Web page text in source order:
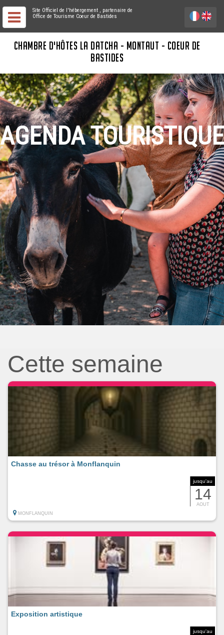
Site Officiel de l'hébergement , partenaire de
Office de Tourisme Coeur de Bastides
CHAMBRE D'HÔTES LA DATCHA - MONTAUT - COEUR DE
BASTIDES
AGENDA TOURISTIQUE
Cette semaine
jusqu'au
14
AOUT
Chasse au trésor à Monflanquin
MONFLANQUIN
jusqu'au
Exposition artistique